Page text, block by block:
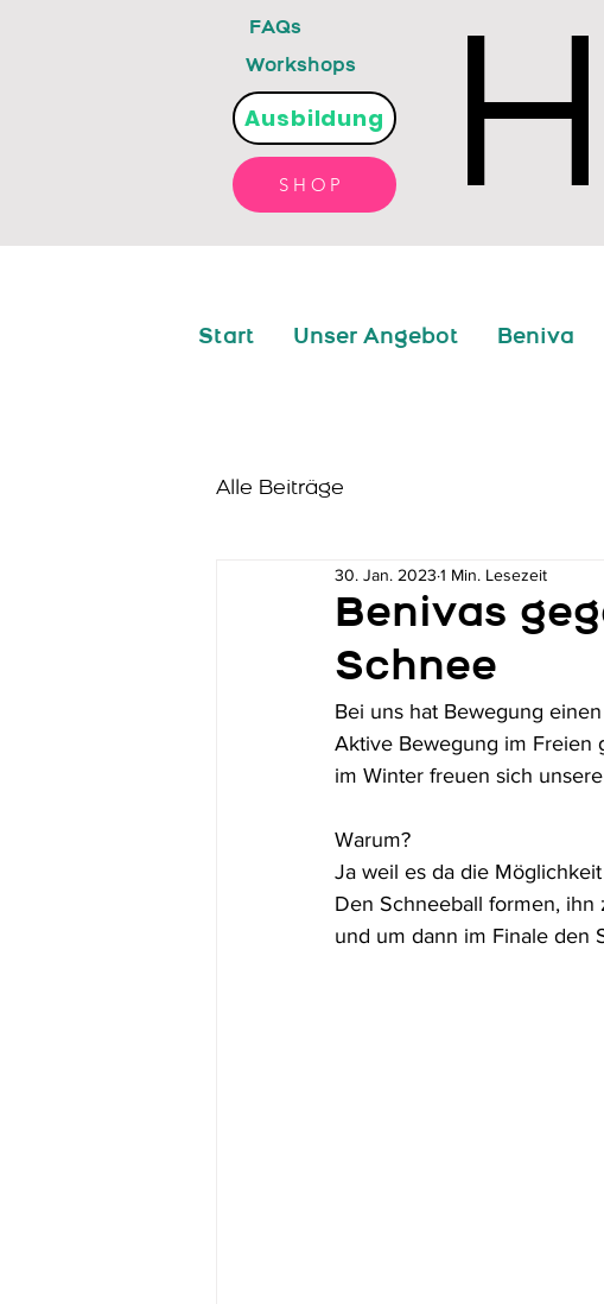
FAQs
Workshops
Ausbildung
SHOP
Start Unser Angebot Beniva
Alle Beiträge
Benivas
Schnee
30. Jan. 2023 1 Min. Lesezeit
Bei uns hat Bewegung
Aktive Bewegung im Freien
im Winter freuen sich
Warum?
Ja weil es da die
Den Schneeball formen,
und um dann im Finale den